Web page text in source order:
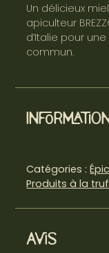
Un délicieux
apiculteur
d’Italie pour
commun.
Catégories :
Produits à la
Avis